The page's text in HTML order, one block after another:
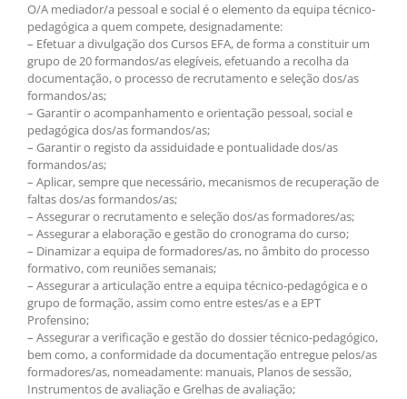
O/A mediador/a pessoal e social é o elemento da equipa técnico-
pedagógica a quem compete, designadamente:
– Efetuar a divulgação dos Cursos EFA, de forma a constituir um
grupo de 20 formandos/as elegíveis, efetuando a recolha da
documentação, o processo de recrutamento e seleção dos/as
formandos/as;
– Garantir o acompanhamento e orientação pessoal, social e
pedagógica dos/as formandos/as;
– Garantir o registo da assiduidade e pontualidade dos/as
formandos/as;
– Aplicar, sempre que necessário, mecanismos de recuperação de
faltas dos/as formandos/as;
– Assegurar o recrutamento e seleção dos/as formadores/as;
– Assegurar a elaboração e gestão do cronograma do curso;
– Dinamizar a equipa de formadores/as, no âmbito do processo
formativo, com reuniões semanais;
– Assegurar a articulação entre a equipa técnico-pedagógica e o
grupo de formação, assim como entre estes/as e a EPT
Profensino;
– Assegurar a verificação e gestão do dossier técnico-pedagógico,
bem como, a conformidade da documentação entregue pelos/as
formadores/as, nomeadamente: manuais, Planos de sessão,
Instrumentos de avaliação e Grelhas de avaliação;